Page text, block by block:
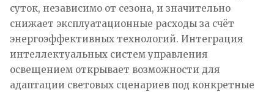
суток, независимо от сезона, и значительно
снижает эксплуатационные расходы за счёт
энергоэффективных технологий. Интеграция
интеллектуальных систем управления
освещением открывает возможности для
адаптации световых сценариев под конкретные